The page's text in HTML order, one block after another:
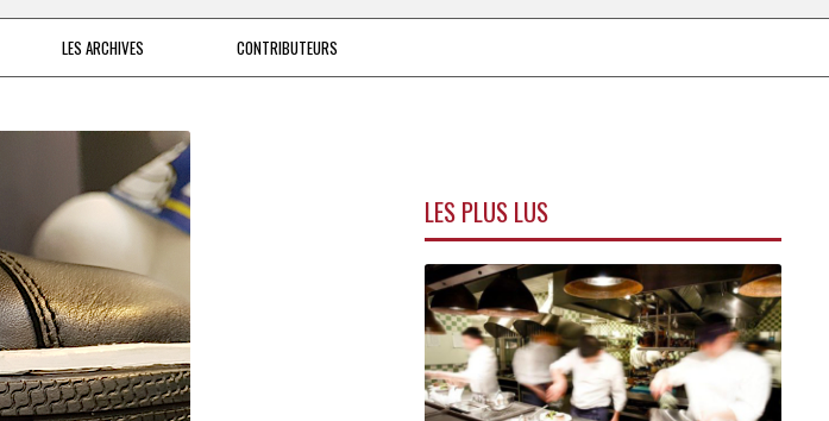
LES ARCHIVES
DEPUIS 2016
CONTRIBUTEURS
LES PLUS LUS